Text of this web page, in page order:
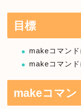
目標
makeコマン
makeコマン
makeコマン